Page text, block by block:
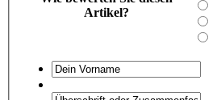
Artikel?